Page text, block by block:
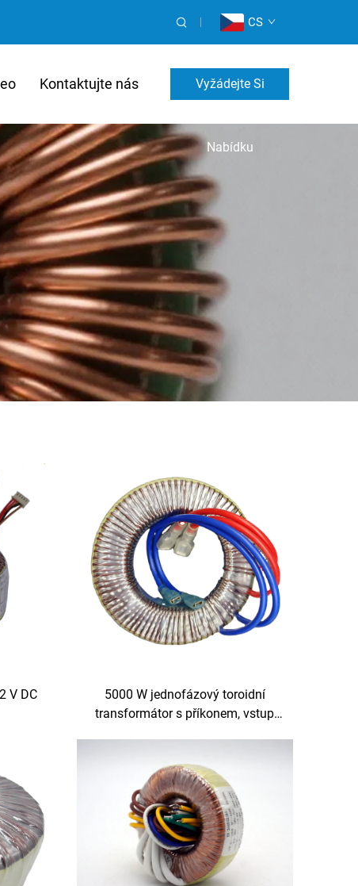
CS
Kontaktujte nás Vyžádejte Si
Nabídku
V DC
5000 W jednofázový toroidní
transformátor s příkonem, vstup